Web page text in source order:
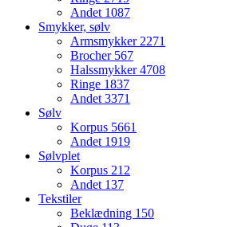
Andet 1087
Smykker, sølv
Armsmykker 2271
Brocher 567
Halssmykker4708
Ringe 1837
Andet 3371
Sølv
Korpus 5661
Andet 1919
Sølvplet
Korpus 212
Andet 137
Tekstiler
Beklædning 150